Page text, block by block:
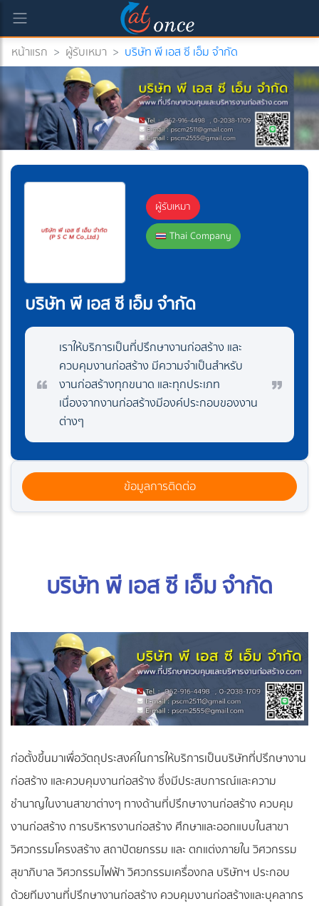
หน้าแรก > ผู้รับเหมา > บริษัท พี เอส ซี เอ็ม จำกัด
ผู้รับเหมา
Thai Company
บริษัท พี เอส ซี เอ็ม จำกัด
เราให้บริการเป็นที่ปรึกษางานก่อสร้าง และ
ควบคุมงานก่อสร้าง มีความจำเป็นสำหรับ
งานก่อสร้างทุกขนาด และทุกประเภท
เนื่องจากงานก่อสร้างมีองค์ประกอบของงาน
ต่างๆ
ข้อมูลการติดต่อ
บริษัท พี เอส ซี เอ็ม จำกัด
ก่อตั้งขึ้นมาเพื่อวัตถุประสงค์ในการให้บริการเป็นบริษัทที่ปรึกษางาน
ก่อสร้าง และควบคุมงานก่อสร้าง ซึ่งมีประสบการณ์และความ
ชำนาญในงานสาขาต่างๆ ทางด้านที่ปรึกษางานก่อสร้าง ควบคุม
งานก่อสร้าง การบริหารงานก่อสร้าง ศึกษาและออกแบบในสาขา
วิศวกรรมโครงสร้าง สถาปัตยกรรม และ ตกแต่งภายใน วิศวกรรม
สุขาภิบาล วิศวกรรมไฟฟ้า วิศวกรรมเครื่องกล บริษัทฯ ประกอบ
ด้วยทีมงานที่ปรึกษางานก่อสร้าง ควบคุมงานก่อสร้างและบุคลากร